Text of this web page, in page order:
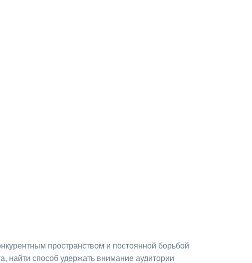
пространством и постоянной борьбой
найти способ удержать внимание аудитории